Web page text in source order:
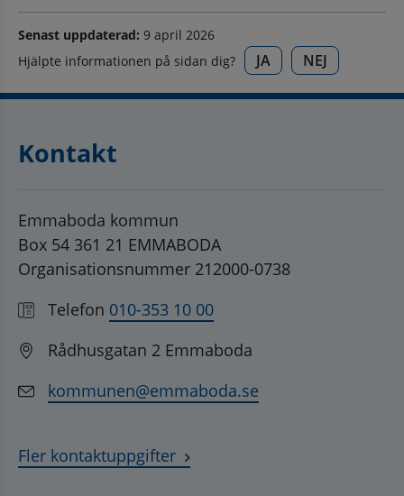
Senast uppdaterad: 9 april 2026
Hjälpte informationen på sidan dig?
JA NEJ
Kontakt
Emmaboda kommun
Box 54 361 21 EMMABODA
Organisationsnummer 212000-0738
Telefon 010-353 10 00
Rådhusgatan 2 Emmaboda
kommunen@emmaboda.se
Fler kontaktuppgifter